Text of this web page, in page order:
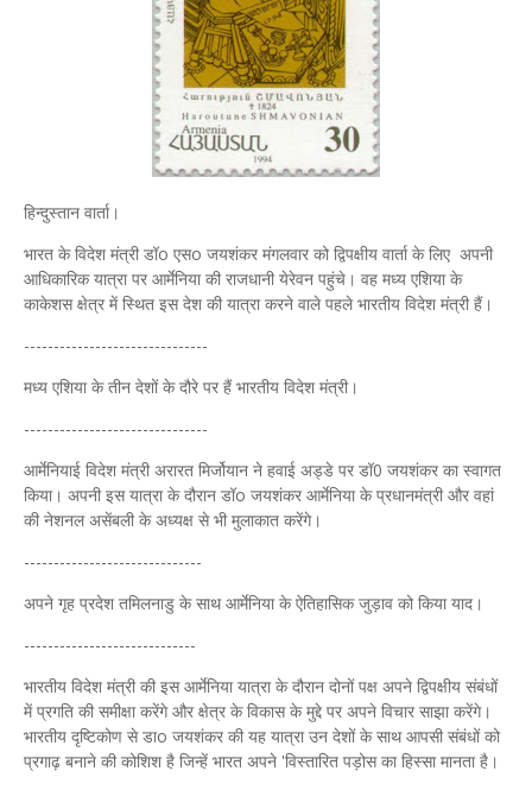
हिन्दुस्तान वार्ता।
भारत के विदेश मंत्री डॉo एसo जयशंकर मंगलवार को द्विपक्षीय वार्ता के लिए अपनी
आधिकारिक यात्रा पर आर्मेनिया की राजधानी येरेवन पहुंचे। वह मध्य एशिया के
काकेशस क्षेत्र में स्थित इस देश की यात्रा करने वाले पहले भारतीय विदेश मंत्री हैं।
-------------------------------
मध्य एशिया के तीन देशों के दौरे पर हैं भारतीय विदेश मंत्री।
-------------------------------
आर्मेनियाई विदेश मंत्री अरारत मिर्जोयान ने हवाई अड्डे पर डॉ0 जयशंकर का स्वागत
किया। अपनी इस यात्रा के दौरान डॉo जयशंकर आर्मेनिया के प्रधानमंत्री और वहां
की नेशनल असेंबली के अध्यक्ष से भी मुलाकात करेंगे।
------------------------------
अपने गृह प्रदेश तमिलनाडु के साथ आर्मेनिया के ऐतिहासिक जुड़ाव को किया याद।
-----------------------------
भारतीय विदेश मंत्री की इस आर्मेनिया यात्रा के दौरान दोनों पक्ष अपने द्विपक्षीय संबंधों
में प्रगति की समीक्षा करेंगे और क्षेत्र के विकास के मुद्दे पर अपने विचार साझा करेंगे।
भारतीय दृष्टिकोण से डाo जयशंकर की यह यात्रा उन देशों के साथ आपसी संबंधों को
प्रगाढ़ बनाने की कोशिश है जिन्हें भारत अपने 'विस्तारित पड़ोस का हिस्सा मानता है।